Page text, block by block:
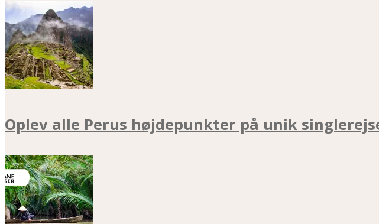
Oplev alle Perus højdepunkter på unik